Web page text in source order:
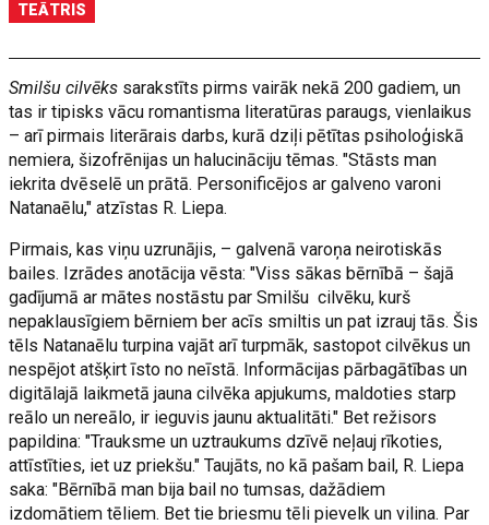
TEĀTRIS
Smilšu cilvēks sarakstīts pirms vairāk nekā 200 gadiem, un
tas ir tipisks vācu romantisma literatūras paraugs, vienlaikus
– arī pirmais literārais darbs, kurā dziļi pētītas psiholoģiskā
nemiera, šizofrēnijas un halucināciju tēmas. "Stāsts man
iekrita dvēselē un prātā. Personificējos ar galveno varoni
Natanaēlu," atzīstas R. Liepa.
Pirmais, kas viņu uzrunājis, – galvenā varoņa neirotiskās
bailes. Izrādes anotācija vēsta: "Viss sākas bērnībā – šajā
gadījumā ar mātes nostāstu par Smilšu cilvēku, kurš
nepaklausīgiem bērniem ber acīs smiltis un pat izrauj tās. Šis
tēls Natanaēlu turpina vajāt arī turpmāk, sastopot cilvēkus un
nespējot atšķirt īsto no neīstā. Informācijas pārbagātības un
digitālajā laikmetā jauna cilvēka apjukums, maldoties starp
reālo un nereālo, ir ieguvis jaunu aktualitāti." Bet režisors
papildina: "Trauksme un uztraukums dzīvē neļauj rīkoties,
attīstīties, iet uz priekšu." Taujāts, no kā pašam bail, R. Liepa
saka: "Bērnībā man bija bail no tumsas, dažādiem
izdomātiem tēliem. Bet tie briesmu tēli pievelk un vilina. Par